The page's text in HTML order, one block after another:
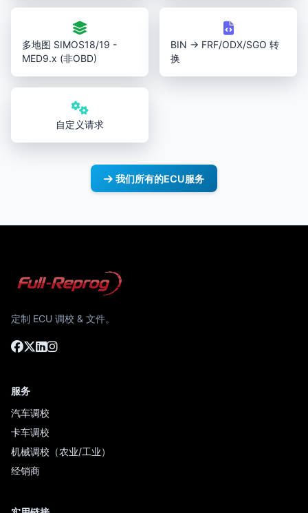
多地图 SIMOS18/19 -
MED9.x (非OBD)
BIN → FRF/ODX/SGO 转
换
自定义请求
我们所有的ECU服务
定制 ECU 调校 & 文件。
服务
汽车调校
卡车调校
机械调校（农业/工业）
经销商